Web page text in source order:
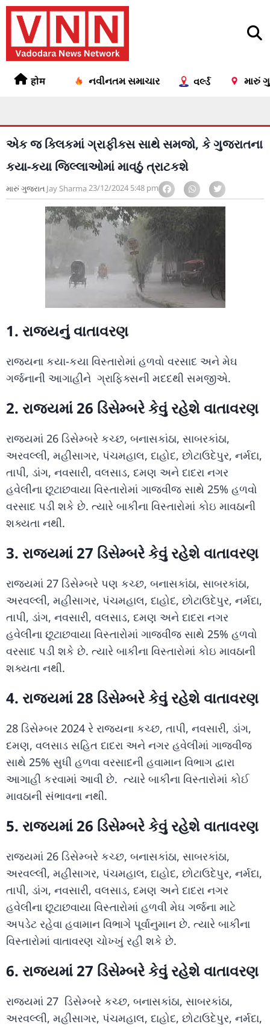
होम નવીનતમ સમાચાર વર્લ્ડ મારું
એક જ ક્લિકમાં ગ્રાફીક્સ સાથે સમજો, કે ગુજરાતના
કયા-કયા જિલ્લાઓમાં માવઠું ત્રાટકશે
મારું ગુજરાત Jay Sharma23/12/2024 5:48 pm
1. રાજ્યનું વાતાવરણ
રાજ્યના કયા-કયા વિસ્તારોમાં હળવો વરસાદ અને મેઘ
ગર્જનાની આગાહીને ગ્રાફિક્સની મદદથી સમજીએ.
2. રાજ્યમાં 26 ડિસેમ્બરે કેવું રહેશે વાતાવરણ
રાજ્યમાં 26 ડિસેમ્બરે કચ્છ, બનાસકાંઠા, સાબરકાંઠા,
અરવલ્લી, મહીસાગર, પંચમહાલ, દાહોદ, છોટાઉદેપુર, નર્મદા,
તાપી, ડાંગ, નવસારી, વલસાડ, દમણ અને દાદરા નગર
હવેલીના છૂટાછવાયા વિસ્તારોમાં ગાજવીજ સાથે 25% હળવો
વરસાદ પડી શકે છે. ત્યારે બાકીના વિસ્તારોમાં કોઇ માવઠાની
શક્યતા નથી.
3. રાજ્યમાં 27 ડિસેમ્બરે કેવું રહેશે વાતાવરણ
રાજ્યમાં 27 ડિસેમ્બરે પણ કચ્છ, બનાસકાંઠા, સાબરકાંઠા,
અરવલ્લી, મહીસાગર, પંચમહાલ, દાહોદ, છોટાઉદેપુર, નર્મદા,
તાપી, ડાંગ, નવસારી, વલસાડ, દમણ અને દાદરા નગર
હવેલીના છૂટાછવાયા વિસ્તારોમાં ગાજવીજ સાથે 25% હળવો
વરસાદ પડી શકે છે. ત્યારે બાકીના વિસ્તારોમાં કોઇ માવઠાની
શક્યતા નથી.
4. રાજ્યમાં 28 ડિસેમ્બરે કેવું રહેશે વાતાવરણ
28 ડિસેમ્બર 2024 રે રાજ્યના કચ્છ, તાપી, નવસારી, ડાંગ,
દમણ, વલસાડ સહિત દાદરા અને નગર હવેલીમાં ગાજવીજ
સાથે 25% સુધી હળવા વરસાદની હવામાન વિભાગ દ્વારા
આગાહી કરવામાં આવી છે. ત્યારે બાકીના વિસ્તારોમાં કોઈ
માવઠાની સંભાવના નથી.
5. રાજ્યમાં 26 ડિસેમ્બરે કેવું રહેશે વાતાવરણ
રાજ્યમાં 26 ડિસેમ્બરે કચ્છ, બનાસકાંઠા, સાબરકાંઠા,
અરવલ્લી, મહીસાગર, પંચમહાલ, દાહોદ, છોટાઉદેપુર, નર્મદા,
તાપી, ડાંગ, નવસારી, વલસાડ, દમણ અને દાદરા નગર
હવેલીના છૂટાછવાયા વિસ્તારોમાં હળવી મેઘ ગર્જના માટે
અપડેટ રહેવા હવામાન વિભાગે પૂર્વાનુમાન છે. ત્યારે બાકીના
વિસ્તારોમાં વાતાવરણ ચોખ્ખું રહી શકે છે.
6. રાજ્યમાં 27 ડિસેમ્બરે કેવું રહેશે વાતાવરણ
રાજ્યમાં 27 ડિસેમ્બરે કચ્છ, બનાસકાંઠા, સાબરકાંઠા,
અરવલ્લી, મહીસાગર, પંચમહાલ, દાહોદ, છોટાઉદેપુર, નર્મદા,